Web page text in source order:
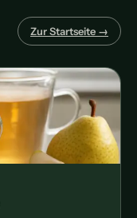
Zur Startseite →